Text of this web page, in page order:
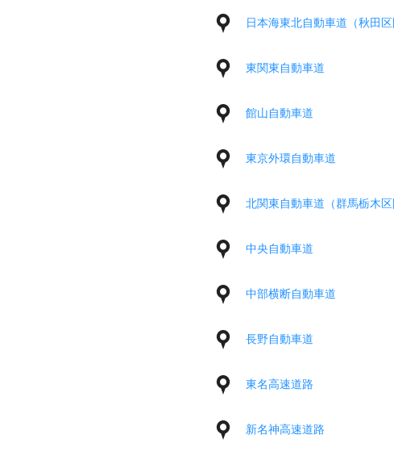
日本海東北自動車道（秋田
東関東自動車道
館山自動車道
東京外環自動車道
北関東自動車道（群馬栃木
中央自動車道
中部横断自動車道
長野自動車道
東名高速道路
新名神高速道路